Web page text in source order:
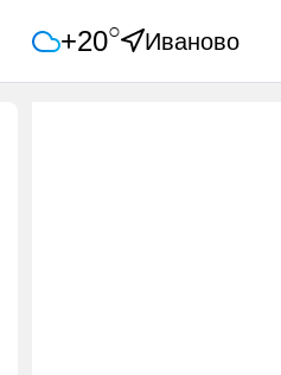
+20○ Иваново